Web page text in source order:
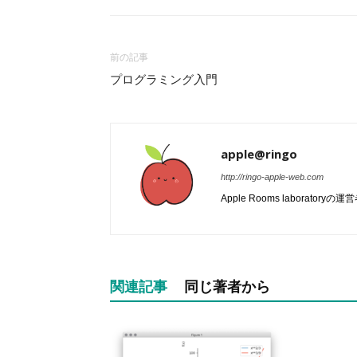
前の記事
プログラミング入門
apple@ringo
http://ringo-apple-web.com
Apple Rooms laboratoryの運営
関連記事 同じ著者から